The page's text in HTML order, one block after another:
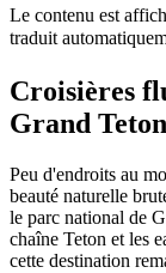
Le contenu est
traduit
Croisières
Grand Teton
Peu d'endroits au
beauté naturelle
le parc national de
chaîne Teton et les
cette destination